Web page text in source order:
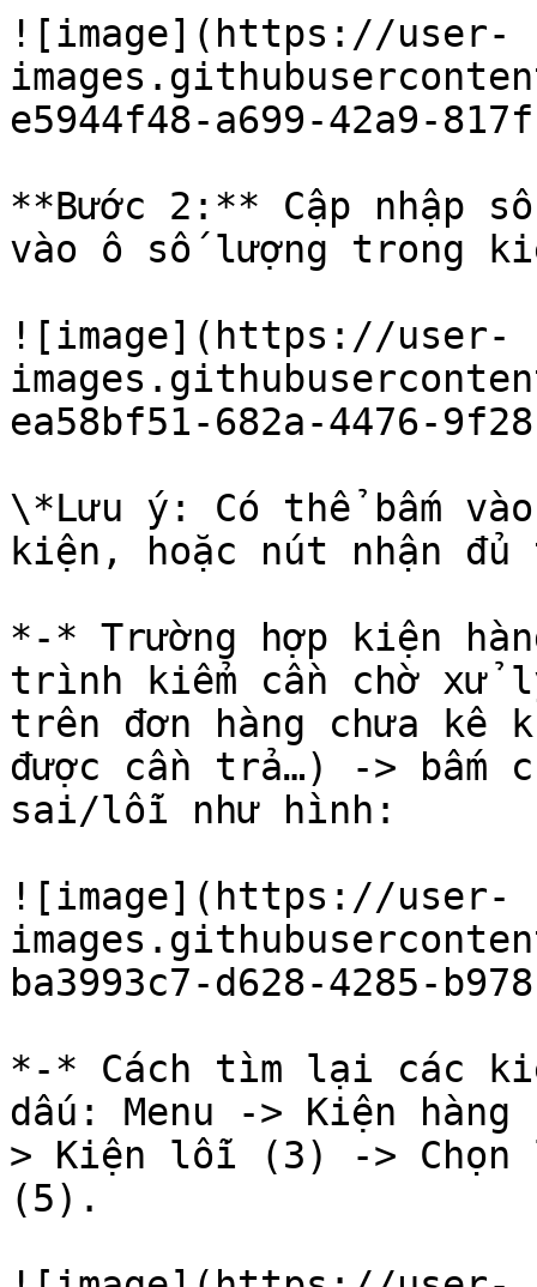
![image](https://user-
e5944f48-a699-42a9-
**Bước 2:** Cập nhập
vào ô số lượng trong
![image](https://user-
ea58bf51-682a-4476-
\*Lưu ý: Có thể bấm
kiện, hoặc nút nhận
*-* Trường hợp kiện
trình kiểm cần chờ xử
trên đơn hàng chưa kê
được cần trả…) -> bấm
sai/lỗi như hình:
![image](https://user-
ba3993c7-d628-4285-
*-* Cách tìm lại các
dấu: Menu -> Kiện
> Kiện lỗi (3) ->
(5).